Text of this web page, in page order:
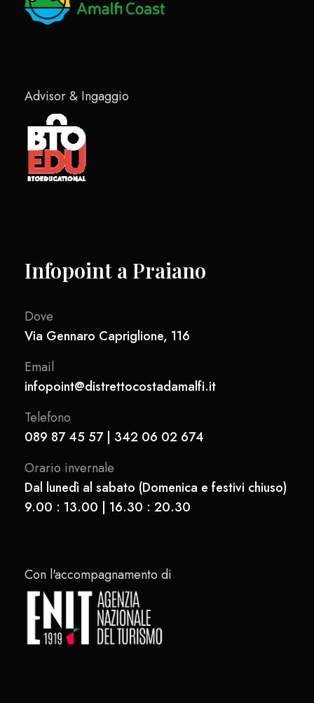
Advisor & Ingaggio
Infopoint a Praiano
Dove
Via Gennaro Capriglione, 116
Email
infopoint@distrettocostadamalfi.it
Telefono
089 87 45 57 | 342 06 02 674
Orario invernale
Dal lunedì al sabato (Domenica e festivi chiuso)
9.00 : 13.00 | 16.30 : 20.30
Con l'accompagnamento di